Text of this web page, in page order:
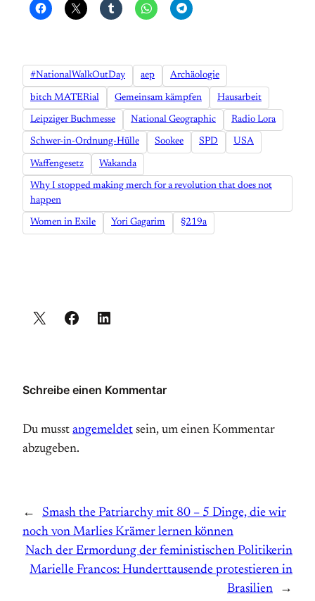
#NationalWalkOutDay aep Archäologie
bitch MATERial Gemeinsam kämpfen Hausarbeit
Leipziger Buchmesse National Geographic Radio Lora
Schwer-in-Ordnung-Hülle Sookee SPD USA
Waffengesetz Wakanda
Why I stopped making merch for a revolution that does not
happen
Women in Exile Yori Gagarim §219a
Schreibe einen Kommentar
Du musst angemeldet sein, um einen Kommentar
abzugeben.
←
Smash the Patriarchy mit 80 – 5 Dinge, die wir
noch von Marlies Krämer lernen können
Nach der Ermordung der feministischen Politikerin
Marielle Francos: Hunderttausende protestieren in
Brasilien
→